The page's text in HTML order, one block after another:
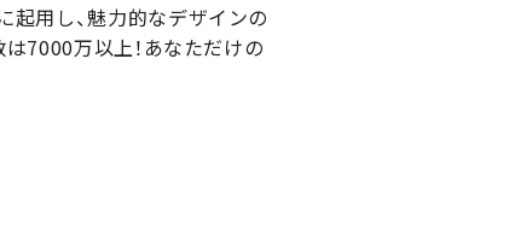
用し、魅力的なデザインの
7000万以上！あなただけの